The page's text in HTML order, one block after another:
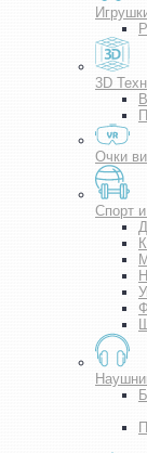
3D
Очки
Спорт